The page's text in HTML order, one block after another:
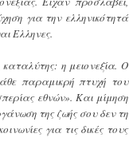
για την ελληνικότητά
Eλληνες.
η μειονεξία. O
παραμικρή πτυχή του
εθνών». Kαι μίμηση
της ζωής σου δεν τη
για τις δικές τους